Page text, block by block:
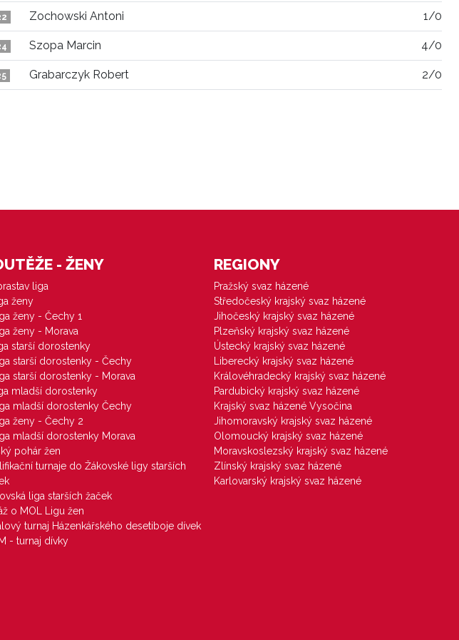
Zochowski Antoni 1/0
Szopa Marcin 4/0
Grabarczyk Robert 2/0
- ŽENY
liga
ženy
ženy - Čechy 1
ženy - Morava
starší dorostenky
starší dorostenky - Čechy
starší dorostenky - Morava
mladší dorostenky
mladší dorostenky Čechy
ženy - Čechy 2
mladší dorostenky Morava
pohár žen
turnaje do Žákovské ligy starších
liga starších žaček
o MOL Ligu žen
turnaj Házenkářského desetiboje dívek
- turnaj dívky
REGIONY
Pražský svaz házené
Středočeský krajský svaz házené
Jihočeský krajský svaz házené
Plzeňský krajský svaz házené
Ústecký krajský svaz házené
Liberecký krajský svaz házené
Královéhradecký krajský svaz házené
Pardubický krajský svaz házené
Krajský svaz házené Vysočina
Jihomoravský krajský svaz házené
Olomoucký krajský svaz házené
Moravskoslezský krajský svaz házené
Zlínský krajský svaz házené
Karlovarský krajský svaz házené